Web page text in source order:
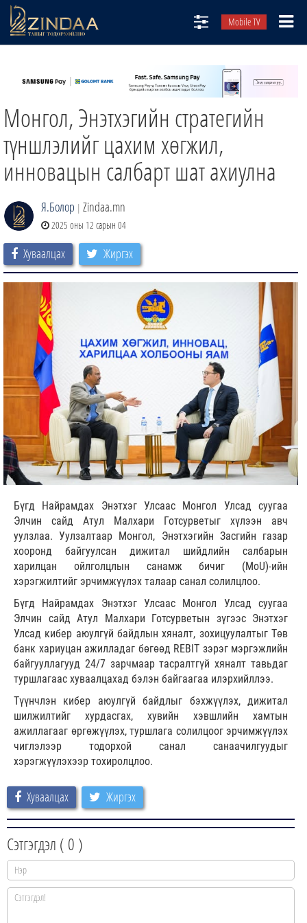
Mobile TV
ТВ8
ӨГЛӨӨНИЙ СОНИН
ЗИНДАА СЭТГҮҮЛ
Монгол, Энэтхэгийн стратегийн
түншлэлийг цахим хөгжил,
инновацын салбарт шат ахиулна
Я.Болор | Zindaa.mn
2025 оны 12 сарын 04
Хуваалцах Жиргэх
Бүгд Найрамдах Энэтхэг Улсаас Монгол Улсад суугаа
Элчин сайд Атул Малхари Готсурветыг хүлээн авч
уулзлаа. Уулзалтаар Монгол, Энэтхэгийн Засгийн газар
хооронд байгуулсан дижитал шийдлийн салбарын
харилцан ойлголцлын санамж бичиг (MoU)-ийн
хэрэгжилтийг эрчимжүүлэх талаар санал солилцлоо.
Бүгд Найрамдах Энэтхэг Улсаас Монгол Улсад суугаа
Элчин сайд Атул Малхари Готсурветын зүгээс Энэтхэг
Улсад кибер аюулгүй байдлын хяналт, зохицуулалтыг Төв
банк хариуцан ажилладаг бөгөөд REBIT зэрэг мэргэжлийн
байгууллагууд 24/7 зарчмаар тасралтгүй хяналт тавьдаг
туршлагаас хуваалцахад бэлэн байгаагаа илэрхийллээ.
Түүнчлэн кибер аюулгүй байдлыг бэхжүүлэх, дижитал
шилжилтийг хурдасгах, хувийн хэвшлийн хамтын
ажиллагааг өргөжүүлэх, туршлага солилцоог эрчимжүүлэх
чиглэлээр тодорхой санал санаачилгуудыг
хэрэгжүүлэхээр тохиролцлоо.
Хуваалцах Жиргэх
Сэтгэгдэл ( 0 )